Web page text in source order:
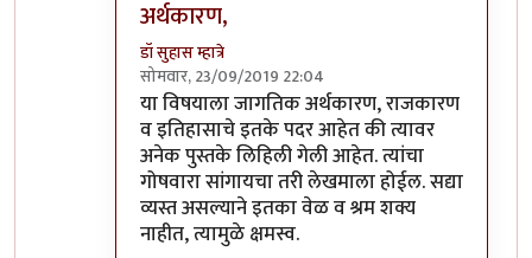
अर्थकारण,
डॉ सुहास म्हात्रे
सोमवार, 23/09/2019 22:04
In reply toसुहासजी, धन्यवादbyभंकस बाबा
या विषयाला जागतिक अर्थकारण, राजकारण
व इतिहासाचे इतके पदर आहेत की त्यावर
अनेक पुस्तके लिहिली गेली आहेत. त्यांचा
गोषवारा सांगायचा तरी लेखमाला होईल. सद्या
व्यस्त असल्याने इतका वेळ व श्रम शक्य
नाहीत, त्यामुळे क्षमस्व.